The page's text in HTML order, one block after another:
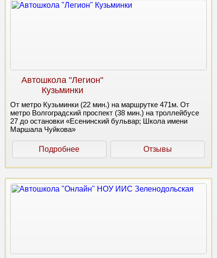
Автошкола "Легион"
Кузьминки
От метро Кузьминки (22 мин.) на маршрутке 471м. От
метро Волгоградский проспект (38 мин.) на троллейбусе
27 до остановки «Есенинский бульвар; Школа имени
Маршала Чуйкова»
Подробнее Отзывы